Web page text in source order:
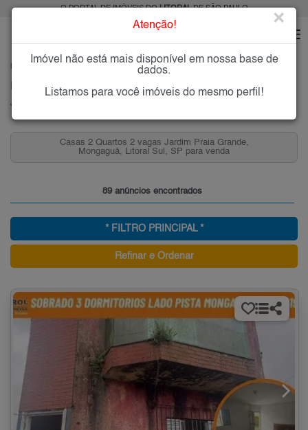
O PORTAL DE IMÓVEIS DOLITORALDE SÃO PAULO
MONGAGUÁ
Imóveis à Venda no Jardim Praia Grande, Mongaguá
Jardim Praia Grande - Mongaguá, Litoral
Casas 2 Quartos 2 vagas Jardim Praia Grande,
Mongaguá, Litoral Sul, SP para venda
89 anúncios encontrados
* FILTRO PRINCIPAL *
Refinar e Ordenar
Atenção! ×
Imóvel não está mais disponível em nossa base de
dados.
Listamos para você imóveis do mesmo perfil!